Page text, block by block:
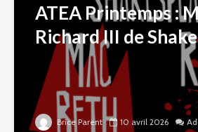
ATEA Printemps :
Richard III de
Brice Parent 10 avril 2026